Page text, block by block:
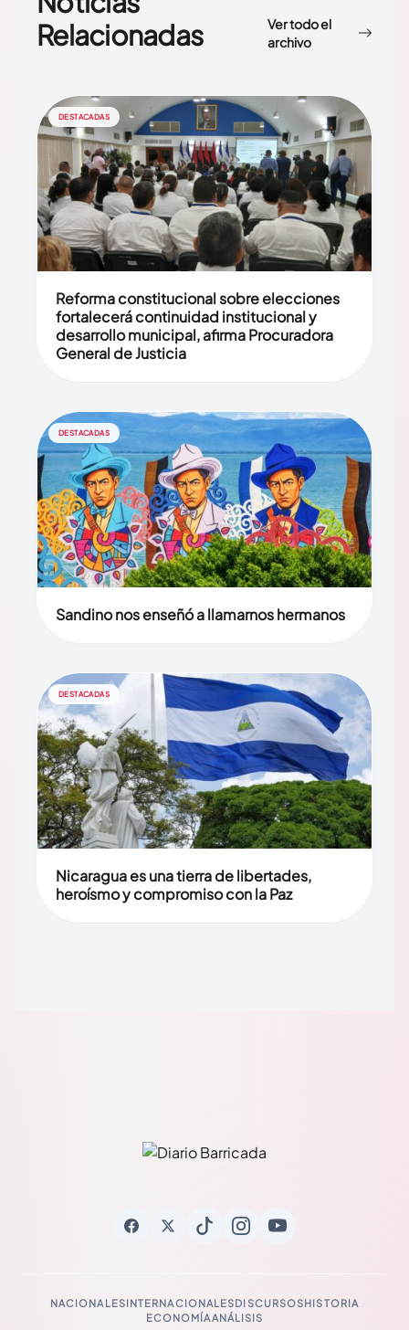
Relacionadas
Ver todo el
archivo
DESTACADAS
Reforma constitucional sobre elecciones
fortalecerá continuidad institucional y
desarrollo municipal, afirma Procuradora
General de Justicia
DESTACADAS
Sandino nos enseñó a llamarnos hermanos
DESTACADAS
Nicaragua es una tierra de libertades,
heroísmo y compromiso con la Paz
NACIONALESINTERNACIONALESDISCURSOSHISTORIA
ECONOMÍAANÁLISIS